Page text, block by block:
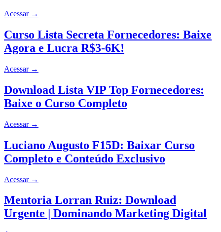
Acessar →
Curso Lista Secreta Fornecedores: Baixe
Agora e Lucra R$3-6K!
Acessar →
Download Lista VIP Top Fornecedores:
Baixe o Curso Completo
Acessar →
Luciano Augusto F15D: Baixar Curso
Completo e Conteúdo Exclusivo
Acessar →
Mentoria Lorran Ruiz: Download
Urgente | Dominando Marketing Digital